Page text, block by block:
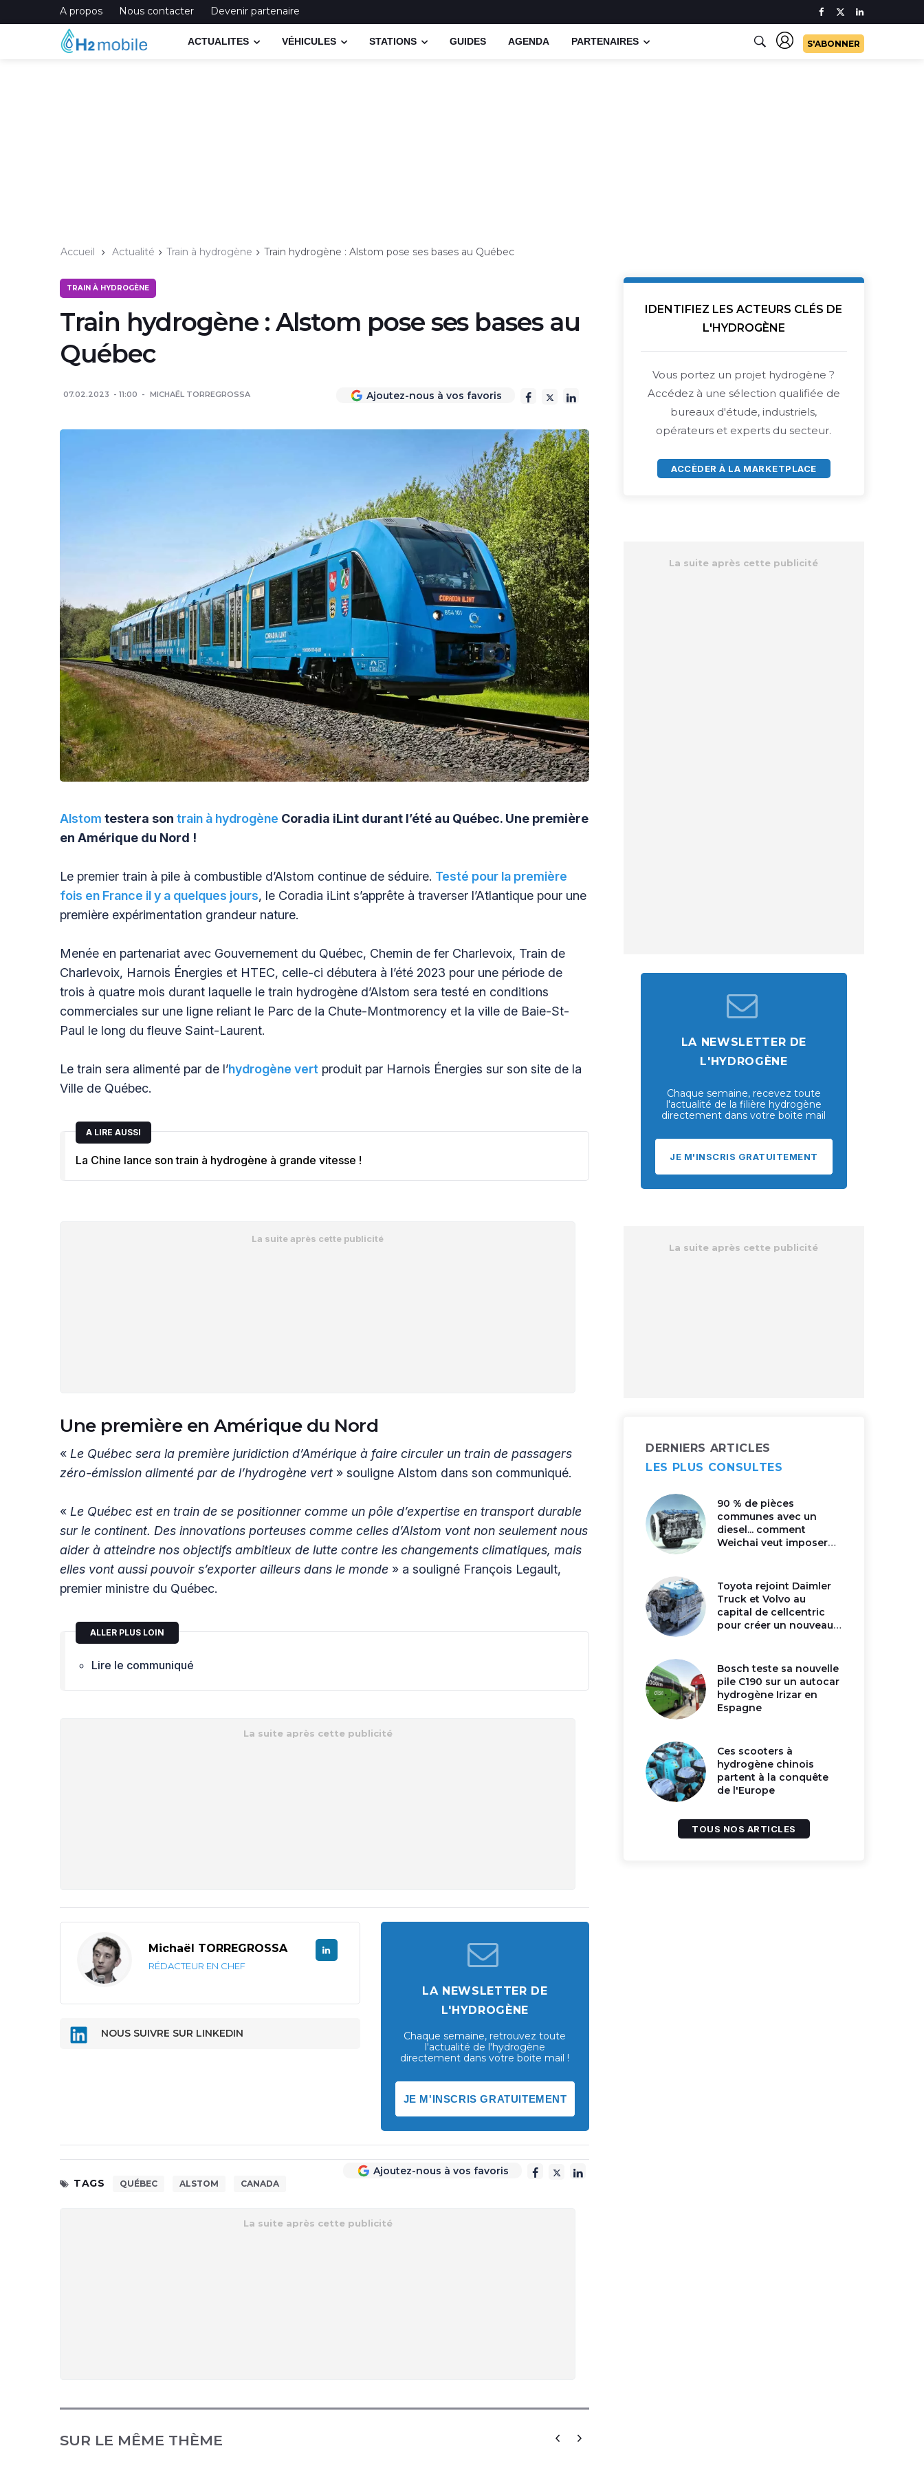
A propos Nous contacter Devenir partenaire
ACTUALITES VÉHICULES STATIONS GUIDES AGENDA PARTENAIRES S'ABONNER
Accueil Actualité Train à hydrogène Train hydrogène : Alstom pose ses bases au Québec
TRAIN À HYDROGÈNE
Train hydrogène : Alstom pose ses bases au
Québec
07.02.2023 11:00 MICHAËL TORREGROSSA Ajoutez-nous à vos favoris
Alstom testera son train à hydrogène Coradia iLint durant l’été au Québec. Une première
en Amérique du Nord !
Le premier train à pile à combustible d’Alstom continue de séduire. Testé pour la première
fois en France il y a quelques jours, le Coradia iLint s’apprête à traverser l’Atlantique pour une
première expérimentation grandeur nature.
Menée en partenariat avec Gouvernement du Québec, Chemin de fer Charlevoix, Train de
Charlevoix, Harnois Énergies et HTEC, celle-ci débutera à l’été 2023 pour une période de
trois à quatre mois durant laquelle le train hydrogène d’Alstom sera testé en conditions
commerciales sur une ligne reliant le Parc de la Chute-Montmorency et la ville de Baie-St-
Paul le long du fleuve Saint-Laurent.
Le train sera alimenté par de l’hydrogène vert produit par Harnois Énergies sur son site de la
Ville de Québec.
A LIRE AUSSI
La Chine lance son train à hydrogène à grande vitesse !
Une première en Amérique du Nord
« Le Québec sera la première juridiction d’Amérique à faire circuler un train de passagers
zéro-émission alimenté par de l’hydrogène vert » souligne Alstom dans son communiqué.
« Le Québec est en train de se positionner comme un pôle d’expertise en transport durable
sur le continent. Des innovations porteuses comme celles d’Alstom vont non seulement nous
aider à atteindre nos objectifs ambitieux de lutte contre les changements climatiques, mais
elles vont aussi pouvoir s’exporter ailleurs dans le monde » a souligné François Legault,
premier ministre du Québec.
ALLER PLUS LOIN
Lire le communiqué
Michaël TORREGROSSA
RÉDACTEUR EN CHEF
NOUS SUIVRE SUR LINKEDIN
LA NEWSLETTER DE
L'HYDROGÈNE
Chaque semaine, retrouvez toute
l'actualité de l'hydrogène
directement dans votre boite mail !
JE M'INSCRIS GRATUITEMENT
Ajoutez-nous à vos favoris
TAGS
QUÉBEC ALSTOM CANADA
SUR LE MÊME THÈME
IDENTIFIEZ LES ACTEURS CLÉS DE
L'HYDROGÈNE
Vous portez un projet hydrogène ?
Accédez à une sélection qualifiée de
bureaux d'étude, industriels,
opérateurs et experts du secteur.
ACCÈDER À LA MARKETPLACE
LA NEWSLETTER DE
L'HYDROGÈNE
Chaque semaine, recevez toute
l'actualité de la filière hydrogène
directement dans votre boite mail
JE M'INSCRIS GRATUITEMENT
DERNIERS ARTICLES
LES PLUS CONSULTES
90 % de pièces
communes avec un
diesel... comment
Weichai veut imposer
Toyota rejoint Daimler
Truck et Volvo au
capital de cellcentric
pour créer un nouveau
Bosch teste sa nouvelle
pile C190 sur un autocar
hydrogène Irizar en
Espagne
Ces scooters à
hydrogène chinois
partent à la conquête
de l'Europe
TOUS NOS ARTICLES